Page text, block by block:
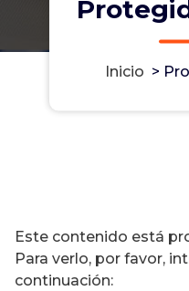
Inicio >
Este contenido está
Para verlo, por favor,
continuación: